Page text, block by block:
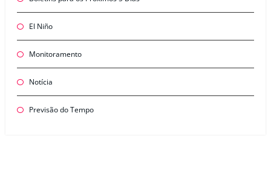
El Niño
Monitoramento
Notícia
Previsão do Tempo